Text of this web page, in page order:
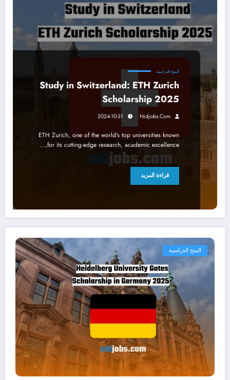
المنح الدراسية
Study in Switzerland: ETH Zurich
Scholarship 2025
Nidjobs.com
2024-10-31
ETH Zurich, one of the world’s top universities known
for its cutting-edge research, academic excellence,…
قراءة المزيد
المنح الدراسية